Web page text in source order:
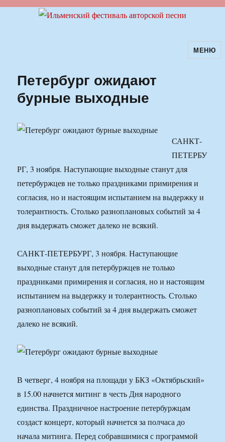
Ильменский фестиваль авторскойМЕНЮ
Петербург ожидают
бурные выходные
САНКТ-
ПЕТЕРБУ
РГ, 3 ноября. Наступающие выходные станут для
петербуржцев не только праздниками примирения и
согласия, но и настоящим испытанием на выдержку и
толерантность. Столько разноплановых событий за 4
дня выдержать сможет далеко не всякий.
САНКТ-ПЕТЕРБУРГ, 3 ноября. Наступающие
выходные станут для петербуржцев не только
праздниками примирения и согласия, но и настоящим
испытанием на выдержку и толерантность. Столько
разноплановых событий за 4 дня выдержать сможет
далеко не всякий.
В четверг, 4 ноября на площади у БКЗ «Октябрьский»
в 15.00 начнется митинг в честь Дня народного
единства. Праздничное настроение петербуржцам
создаст концерт, который начнется за полчаса до
начала митинга. Перед собравшимися с программой